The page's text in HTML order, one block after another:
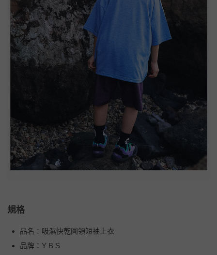
規格
品名：吸濕快乾圓領短袖上衣
品牌：Y B S